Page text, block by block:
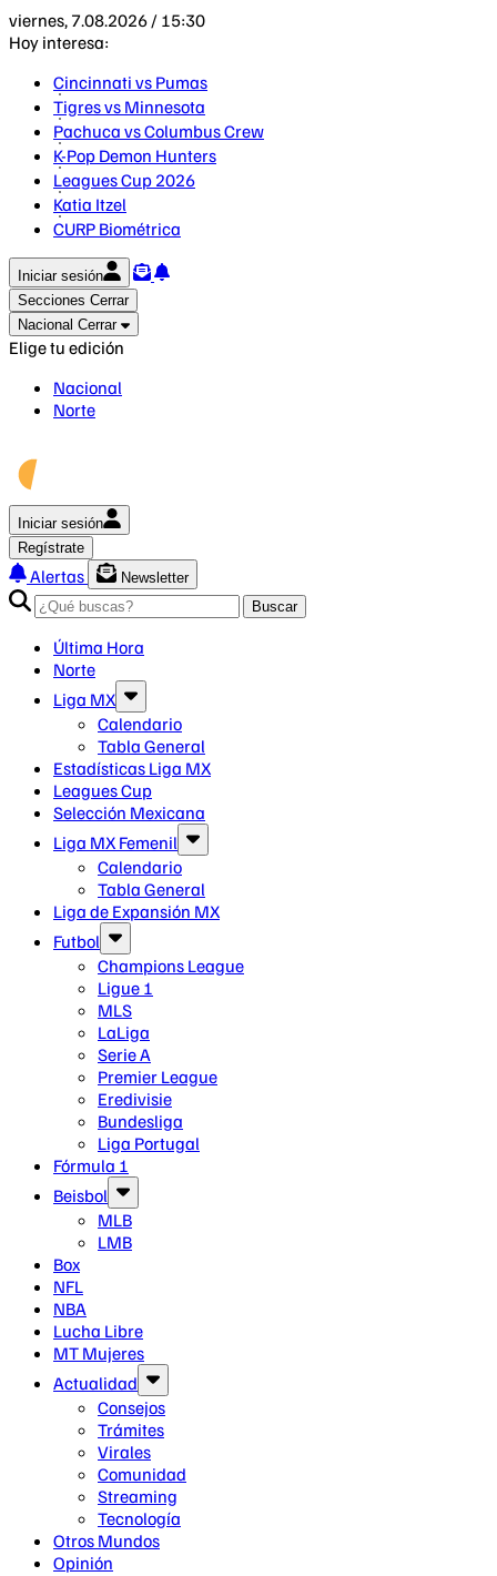
viernes, 7.08.2026 / 15:30
Hoy interesa:
Cincinnati vs Pumas
Tigres vs Minnesota
Pachuca vs Columbus Crew
K-Pop Demon Hunters
Leagues Cup 2026
Katia Itzel
CURP Biométrica
Iniciar sesión
Secciones Cerrar
Nacional Cerrar
Elige tu edición
Nacional
Norte
Iniciar sesión
Regístrate
Alertas
Newsletter
Buscar
Última Hora
Norte
Liga MX
Calendario
Tabla General
Estadísticas Liga MX
Leagues Cup
Selección Mexicana
Liga MX Femenil
Calendario
Tabla General
Liga de Expansión MX
Futbol
Champions League
Ligue 1
MLS
LaLiga
Serie A
Premier League
Eredivisie
Bundesliga
Liga Portugal
Fórmula 1
Beisbol
MLB
LMB
Box
NFL
NBA
Lucha Libre
MT Mujeres
Actualidad
Consejos
Trámites
Virales
Comunidad
Streaming
Tecnología
Otros Mundos
Opinión